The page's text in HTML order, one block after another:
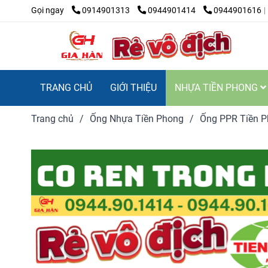
Gọi ngay 0914901313 0944901414 0944901616
TRANG CHỦ GIỚI THIỆU NHỰA TIỀN PHONG
Trang chủ / Ống Nhựa Tiền Phong / Ống PPR Tiền